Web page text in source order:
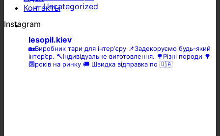
КонтактыUncategorized
Instagram
lesopil.kiev
🏡Виробник тари для інтерʼєру 📌Задекоруємо будь-який
інтер’єр. 🔨Індивідуальне виготовлення. 🌳Різні породи 🌳
🔟років на ринку 🚚 Швидка відправка по 🇺🇦